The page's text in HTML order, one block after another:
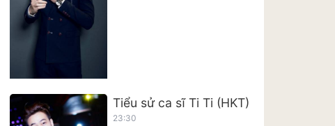
Tiểu sử ca sĩ Ti Ti (HKT)
23:30